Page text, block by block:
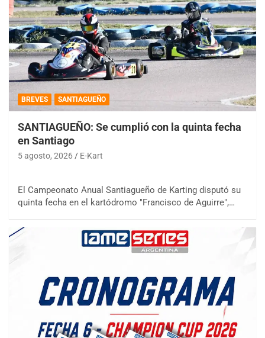
BREVES SANTIAGUEÑO
SANTIAGUEÑO: Se cumplió con la quinta fecha
en Santiago
5 agosto, 2026 E-Kart
El Campeonato Anual Santiagueño de Karting disputó su
quinta fecha en el kartódromo "Francisco de Aguirre",…